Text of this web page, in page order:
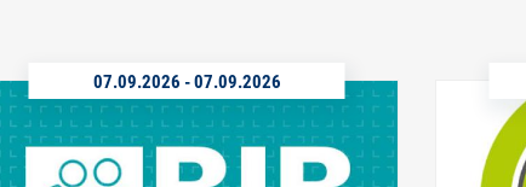
07.09.2026 -07.09.2026